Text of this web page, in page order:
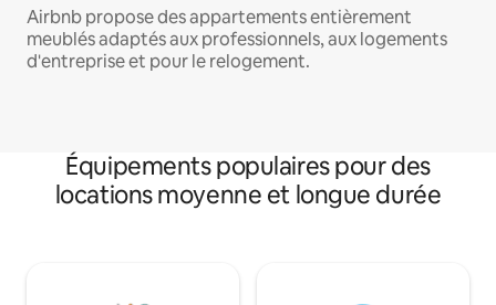
Airbnb propose des appartements entièrement
meublés adaptés aux professionnels, aux logements
d'entreprise et pour le relogement.
Équipements populaires pour des
locations moyenne et longue durée